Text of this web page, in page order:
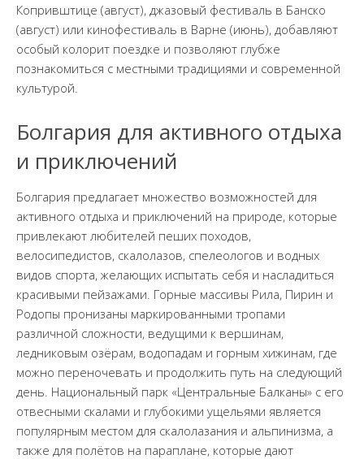
Копривштице (август), джазовый фестиваль в Банско
(август) или кинофестиваль в Варне (июнь), добавляют
особый колорит поездке и позволяют глубже
познакомиться с местными традициями и современной
культурой.
Болгария для активного отдыха
и приключений
Болгария предлагает множество возможностей для
активного отдыха и приключений на природе, которые
привлекают любителей пеших походов,
велосипедистов, скалолазов, спелеологов и водных
видов спорта, желающих испытать себя и насладиться
красивыми пейзажами. Горные массивы Рила, Пирин и
Родопы пронизаны маркированными тропами
различной сложности, ведущими к вершинам,
ледниковым озёрам, водопадам и горным хижинам, где
можно переночевать и продолжить путь на следующий
день. Национальный парк «Центральные Балканы» с его
отвесными скалами и глубокими ущельями является
популярным местом для скалолазания и альпинизма, а
также для полётов на параплане, которые дают